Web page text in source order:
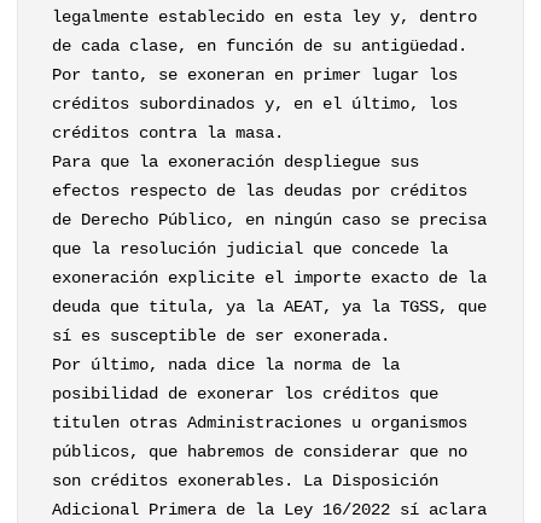
legalmente establecido en esta ley y, dentro
de cada clase, en función de su antigüedad.
Por tanto, se exoneran en primer lugar los
créditos subordinados y, en el último, los
créditos contra la masa.
Para que la exoneración despliegue sus
efectos respecto de las deudas por créditos
de Derecho Público, en ningún caso se precisa
que la resolución judicial que concede la
exoneración explicite el importe exacto de la
deuda que titula, ya la AEAT, ya la TGSS, que
sí es susceptible de ser exonerada.
Por último, nada dice la norma de la
posibilidad de exonerar los créditos que
titulen otras Administraciones u organismos
públicos, que habremos de considerar que no
son créditos exonerables. La Disposición
Adicional Primera de la Ley 16/2022 sí aclara